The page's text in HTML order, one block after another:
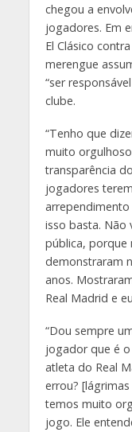
chegou a
jogadores. Em
El Clásico
merengue
“ser
clube.
“Tenho que
muito
transparência
jogadores
isso basta. Não
pública, porque
demonstraram
anos.
Real Madrid e
“Dou sempre
jogador que é
atleta do Real
errou?
temos muito
jogo. Ele